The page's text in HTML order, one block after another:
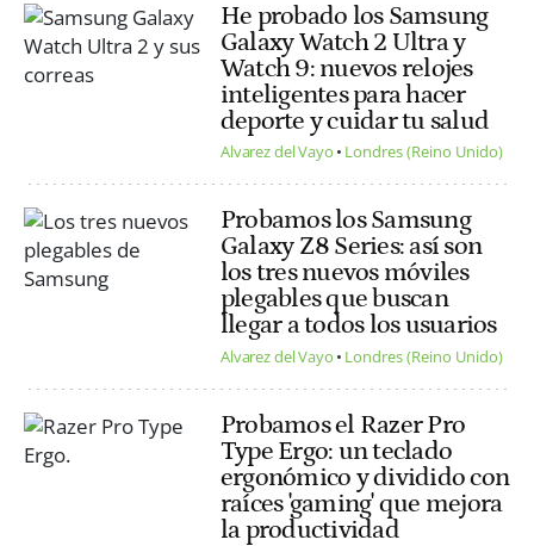
He probado los Samsung
Galaxy Watch 2 Ultra y
Watch 9: nuevos relojes
inteligentes para hacer
deporte y cuidar tu salud
Alvarez del Vayo Londres (Reino Unido)
Probamos los Samsung
Galaxy Z8 Series: así son
los tres nuevos móviles
plegables que buscan
llegar a todos los usuarios
Alvarez del Vayo Londres (Reino Unido)
Probamos el Razer Pro
Type Ergo: un teclado
ergonómico y dividido con
raíces 'gaming' que mejora
la productividad